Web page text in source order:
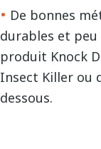
De bonnes
durables et
produit Knock
Insect Killer ou
dessous.